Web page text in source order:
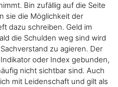
Bin zufällig auf die Seite
sie die Möglichkeit der
dazu schreiben. Geld im
die Schulden weg sind wird
zu agieren. Der
oder Index gebunden,
nicht sichtbar sind. Auch
mit Leidenschaft und gilt als